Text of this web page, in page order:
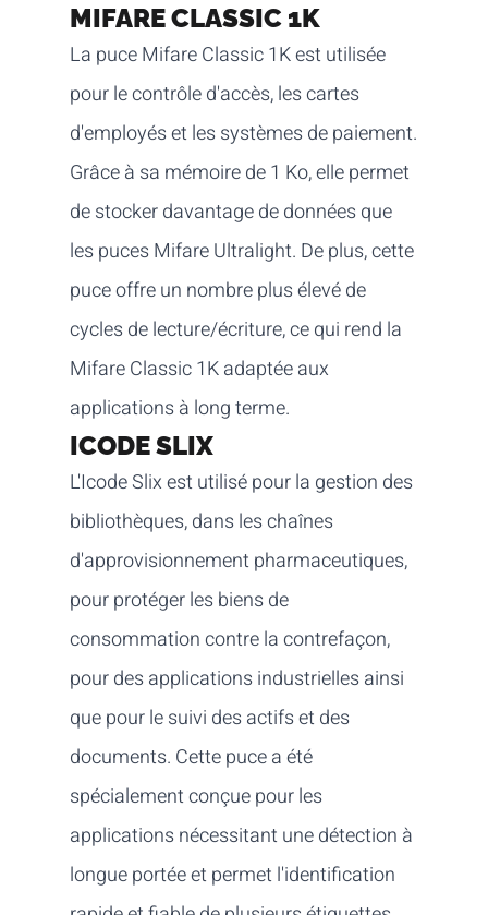
MIFARE CLASSIC 1K
La puce Mifare Classic 1K est utilisée
pour le contrôle d'accès, les cartes
d'employés et les systèmes de paiement.
Grâce à sa mémoire de 1 Ko, elle permet
de stocker davantage de données que
les puces Mifare Ultralight. De plus, cette
puce offre un nombre plus élevé de
cycles de lecture/écriture, ce qui rend la
Mifare Classic 1K adaptée aux
applications à long terme.
ICODE SLIX
L'Icode Slix est utilisé pour la gestion des
bibliothèques, dans les chaînes
d'approvisionnement pharmaceutiques,
pour protéger les biens de
consommation contre la contrefaçon,
pour des applications industrielles ainsi
que pour le suivi des actifs et des
documents. Cette puce a été
spécialement conçue pour les
applications nécessitant une détection à
longue portée et permet l'identification